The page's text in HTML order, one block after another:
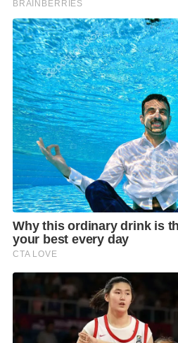
เหตุ แต่หากช่วงไม่มีเหตุก็นำไป
ยกฯ ได้ลงไปเห็นในพื้นที่และได้
เมื่อถามว่า แปลว่า สถานการณ์
หรือยังวางใจได้หรือไม่ นายอนุ
ทหารยังมีการสื่อสารในเชิงกา
ในส่วนของผู้ว่าราชการจังหวัด
ประเด็น เรื่องเปิด-ปิดด่านก็เช่น
นี้ ถ้าเขาจะมาเหลื่อมเวลา ตนคิ
คือฝั่งเขา เอาเป็นประเด็นการเ
ส่วนของเรายืนยันว่า จะเปิดแบ
ประโยชน์สูงสุด เพราะตอนนี้เปิ
แล้ว ถ้าเปิดเหลื่อมกันจะเหลือ 6
ประโยชน์มากกว่าระหว่างเขาเข้
ออกไปซื้อของเขา หรือไปทำธุร
ผู้สื่อข่าวถามว่า จะทำความเข้
อย่างไร โดยเฉพาะเรื่องการสื่อส